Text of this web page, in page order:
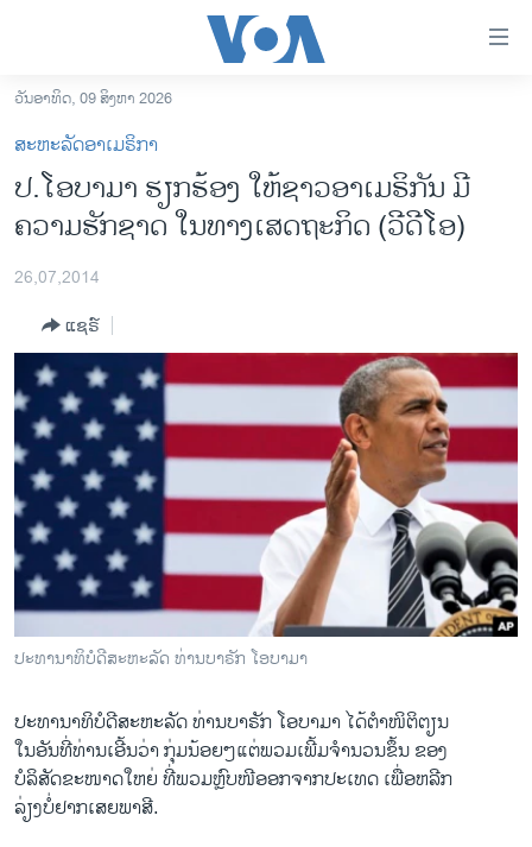
ເຂົ້າ
ຫາ
ຂ້າມ
ຂ້າມ
ຫາ
ລາວ
ອາເມຣິກາ
ຂ່າວ​ຈີນ
ໂລກ
ເອເຊຍ
ອິດສະຫຼະພາບດ້ານການຂ່າວ
ຊີວິດຊາວລາວ
ຊຸມຊົນຊາວລາວ
ວິທະຍາສາດ-ເທັກໂນໂລຈີ
ທຸລະກິດ
ພາສາອັງກິດ
ສຽງ
ລາຍການກະຈາຍສຽງ
ລາຍງານ
ຕິດຕາມພວກເຮົາ ທີ່
ວັນອາທິດ, 09 ສິງຫາ 2026
ສະຫະລັດອາເມຣິກາ
ປ.ໂອບາມາ ຮຽກຮ້ອງ ໃຫ້ຊາວອາເມຣິກັນ ມີ
ຄວາມຮັກຊາດ ໃນທາງເສດຖະກິດ (ວີດີໂອ)
26,07,2014
ແຊຣ໌
ປະທານາທິບໍດີສະຫະລັດ ທ່ານບາຣັກ ໂອບາມາ
ປະທານາທິບໍດີສະຫະລັດ ທ່ານບາຣັກ ໂອບາມາ ໄດ້ຕຳໜິຕິຕຽນ
ໃນອັນທີ່ທ່ານເອີ້ນວ່າ ກຸ່ມນ້ອຍໆແຕ່ພວມເພີ້ມຈຳນວນຂຶ້ນ ຂອງ
ບໍລິສັດຂະໜາດໃຫຍ່ ທີ່ພວມຫຼົບໜີອອກຈາກປະເທດ ເພື່ອຫລີກ
ລ່ຽງບໍ່ຢາກເສຍພາສີ.